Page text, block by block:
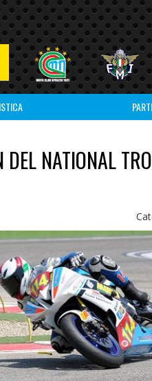
NATIONAL